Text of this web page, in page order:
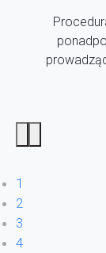
1
2
3
4